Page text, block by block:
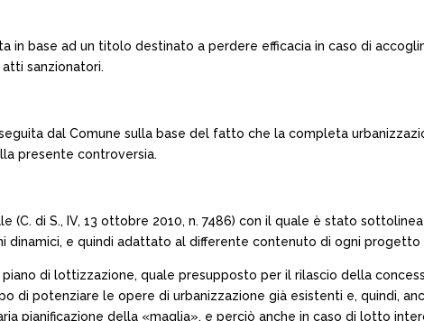
in base ad un titolo destinato a perdere efficacia in caso di
sanzionatori.
dal Comune sulla base del fatto che la completa
presente controversia.
(C. di S., IV, 13 ottobre 2010, n. 7486) con il quale è stato
e quindi adattato al differente contenuto di ogni progetto
di lottizzazione, quale presupposto per il rilascio della
di potenziare le opere di urbanizzazione già esistenti e, quindi,
pianificazione della «maglia», e perciò anche in caso di lotto